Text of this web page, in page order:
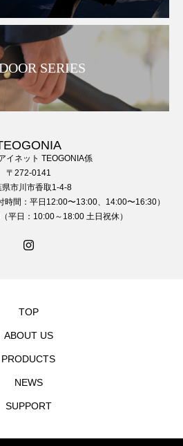
SERIES
イネット TEOGONIA係
〒272-0141
県市川市香取1-4-8
間：平日12:00〜13:00、14:00〜16:30）
平日：10:00～18:00 土日祝休）
TOP
ABOUT US
PRODUCTS
NEWS
SUPPORT